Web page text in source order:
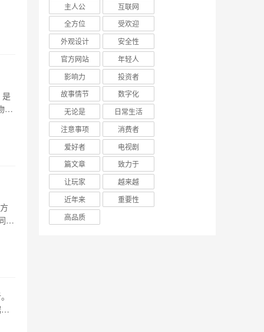
是
的
的
主人公
互联网
全方位
受欢迎
外观设计
安全性
官方网站
年轻人
影响力
投资者
故事情节
数字化
无论是
日常生活
注意事项
消费者
爱好者
电视剧
篇文章
致力于
让玩家
越来越
近年来
重要性
高品质